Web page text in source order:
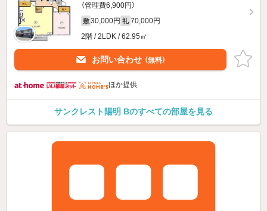
（管理費6,900円）
敷 30,000円 礼 70,000円
2階 / 2LDK / 62.95㎡
お問い合わせ （無料）
ほか提供
サンクレスト陽明 Bのすべての部屋を見る